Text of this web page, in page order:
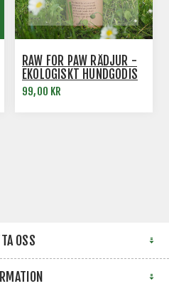
RAW FOR PAW RÅDJUR -
EKOLOGISKT HUNDGODIS
99,00 KR
OSS